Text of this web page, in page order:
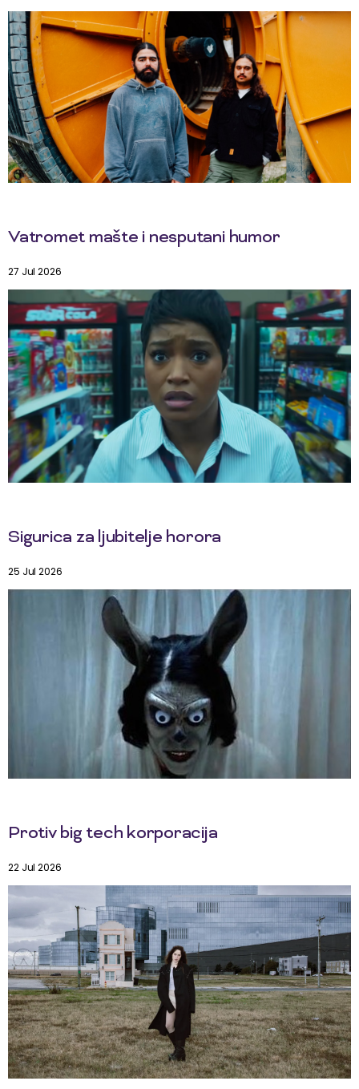
Vatromet mašte i nesputani humor
27 Jul 2026
Sigurica za ljubitelje horora
25 Jul 2026
Protiv big tech korporacija
22 Jul 2026